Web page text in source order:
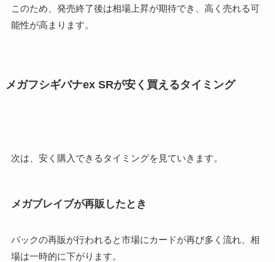
このため、発売終了後は相場上昇が期待でき、高く売れる可
能性が高まります。
メガフシギバナex SRが安く買えるタイミング
次は、安く購入できるタイミングを見ていきます。
メガブレイブが再販したとき
パックの再販が行われると市場にカードが再び多く流れ、相
場は一時的に下がります。